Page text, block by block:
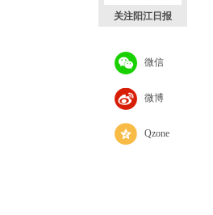
关注阳江日报
微信
微博
Qzone